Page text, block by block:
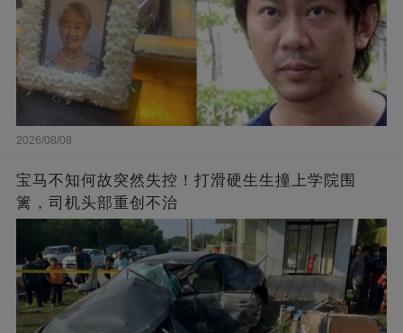
2026/08/08
宝马不知何故突然失控！打滑硬生生撞上学院围
篱，司机头部重创不治